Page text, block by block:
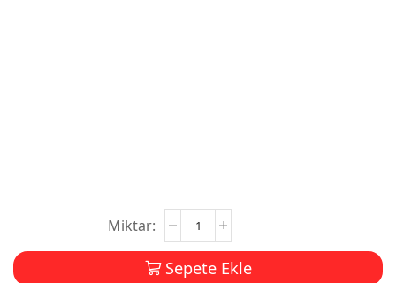
Avukat
Kartvizit
Baskı
Mdl:V0312
Sepete Ekle